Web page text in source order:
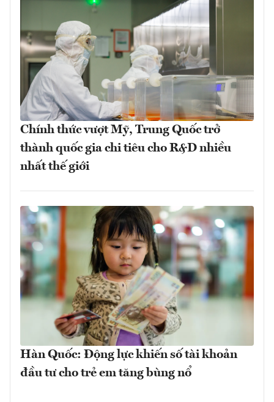
Chính thức vượt Mỹ, Trung Quốc trở
thành quốc gia chi tiêu cho R&D nhiều
nhất thế giới
Hàn Quốc: Động lực khiến số tài khoản
đầu tư cho trẻ em tăng bùng nổ